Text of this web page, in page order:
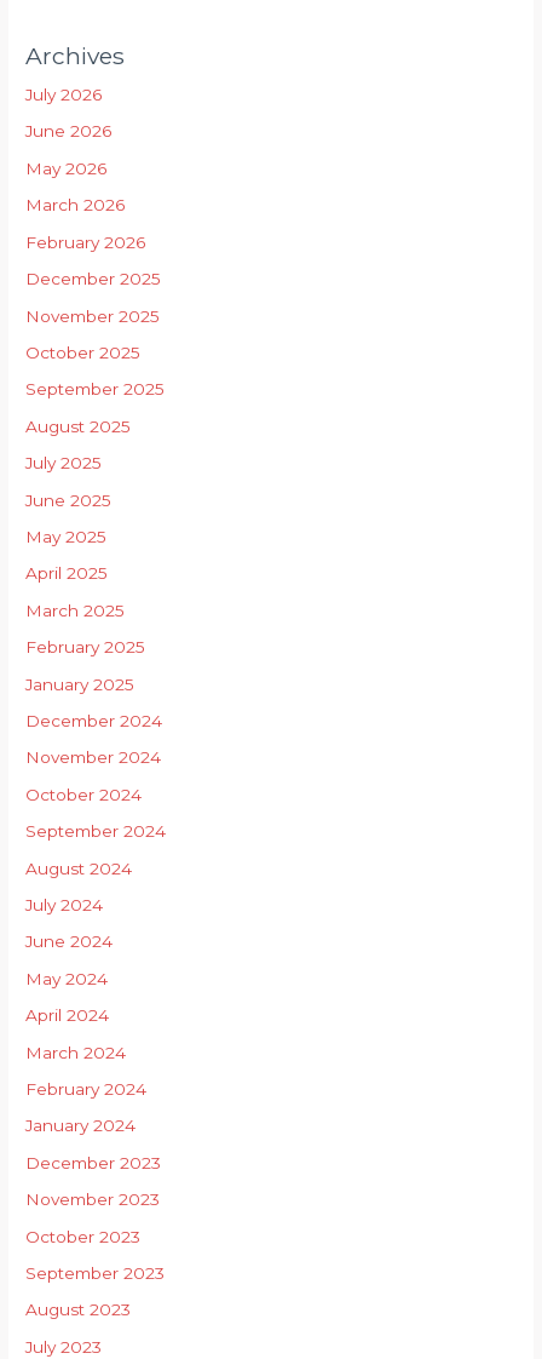
Archives
July 2026
June 2026
May 2026
March 2026
February 2026
December 2025
November 2025
October 2025
September 2025
August 2025
July 2025
June 2025
May 2025
April 2025
March 2025
February 2025
January 2025
December 2024
November 2024
October 2024
September 2024
August 2024
July 2024
June 2024
May 2024
April 2024
March 2024
February 2024
January 2024
December 2023
November 2023
October 2023
September 2023
August 2023
July 2023